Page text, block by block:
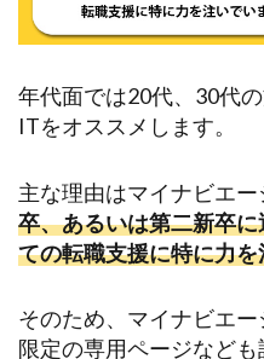
年代面では20代、30代
ITをオススメします。
主な理由はマイナビエ
卒、あるいは第二新卒
ての転職支援に特に力
そのため、マイナビエ
限定の専用ページなども